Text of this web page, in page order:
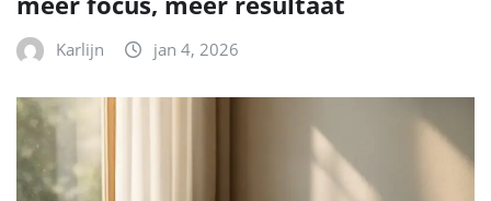
Karlijn jan 4, 2026